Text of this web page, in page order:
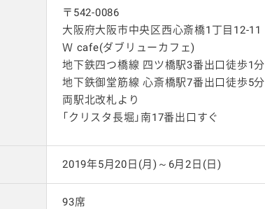
〒542-0086
大阪府大阪市中央区西心斎橋1丁目12-11
Ｗ cafe(ダブリューカフェ)
地下鉄四つ橋線 四ツ橋駅3番出口徒歩1分
地下鉄御堂筋線 心斎橋駅7番出口徒歩5分
両駅北改札より
「クリスタ長堀」南17番出口すぐ
2019年5月20日(月)～6月2日(日)
93席